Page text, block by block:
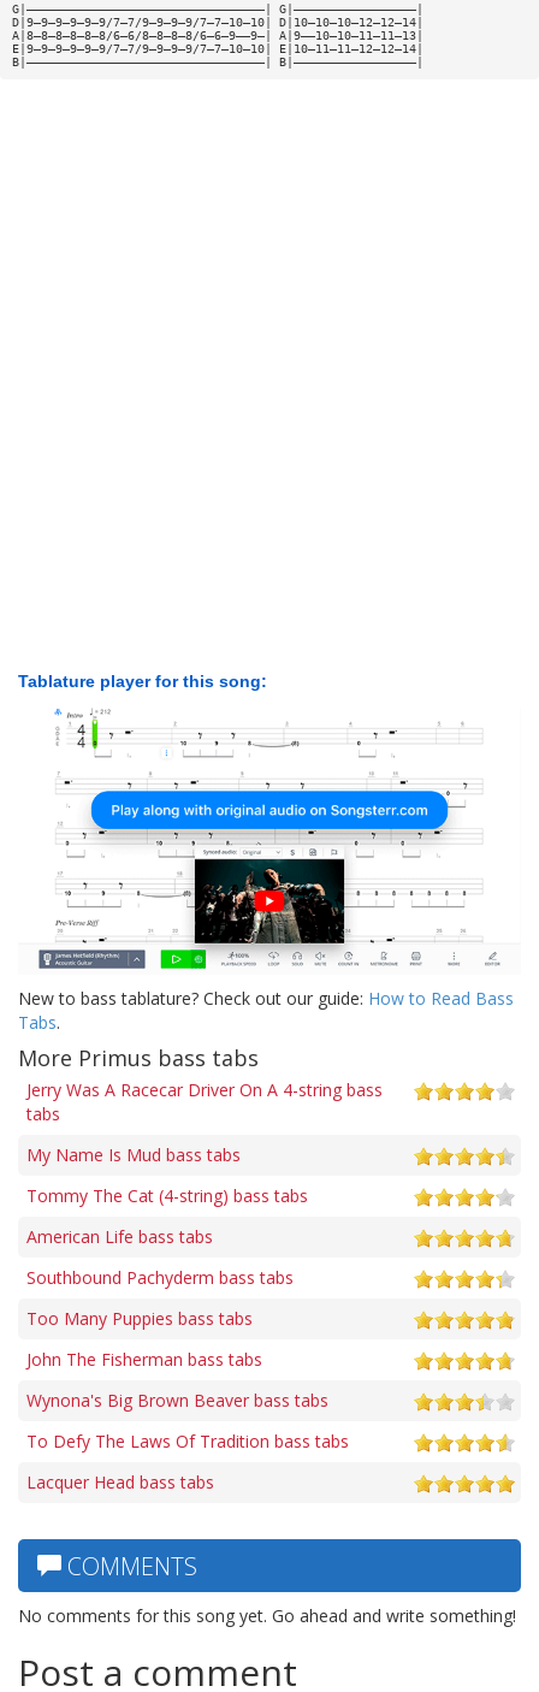
G|—————————————————————————————————| G|—————————————————|
D|9—9—9—9—9—9/7—7/9—9—9—9/7—7—10—10| D|10—10—10—12—12—14|
A|8—8—8—8—8—8/6—6/8—8—8—8/6—6—9——9—| A|9——10—10—11—11—13|
E|9—9—9—9—9—9/7—7/9—9—9—9/7—7—10—10| E|10—11—11—12—12—14|
B|—————————————————————————————————| B|—————————————————|
Tablature player for this song:
New to bass tablature? Check out our guide: How to Read Bass
Tabs.
More Primus bass tabs
Jerry Was A Racecar Driver On A 4-string bass
tabs
My Name Is Mud bass tabs
Tommy The Cat (4-string) bass tabs
American Life bass tabs
Southbound Pachyderm bass tabs
Too Many Puppies bass tabs
John The Fisherman bass tabs
Wynona's Big Brown Beaver bass tabs
To Defy The Laws Of Tradition bass tabs
Lacquer Head bass tabs
COMMENTS
No comments for this song yet. Go ahead and write something!
Post a comment